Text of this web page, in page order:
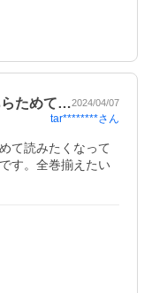
らためて…2024/04/07
tar********さん
て読みたくなって
す。全巻揃えたい